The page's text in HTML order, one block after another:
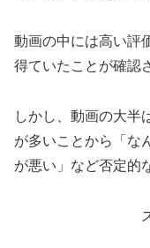
動画の中には高い評
得ていたことが確認
しかし、動画の大半
が多いことから「な
が悪い」など否定的